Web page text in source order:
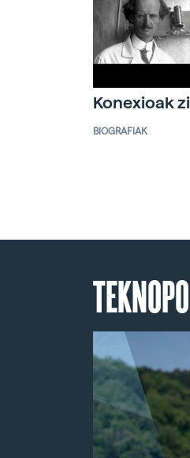
Konexioak
BIOGRAFIAK